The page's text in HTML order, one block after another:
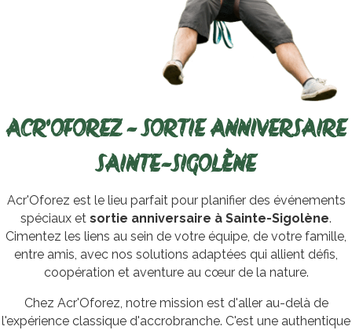
ACR'OFOREZ - SORTIE ANNIVERSAIRE
SAINTE-SIGOLÈNE
Acr'Oforez est le lieu parfait pour planifier des événements
spéciaux et sortie anniversaire à Sainte-Sigolène.
Cimentez les liens au sein de votre équipe, de votre famille,
entre amis, avec nos solutions adaptées qui allient défis,
coopération et aventure au cœur de la nature.
Chez Acr'Oforez, notre mission est d'aller au-delà de
l'expérience classique d'accrobranche. C'est une authentique